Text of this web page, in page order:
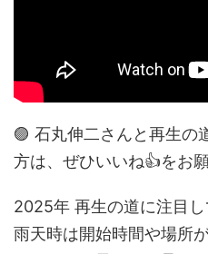
🟣 石丸伸二さんと再生の
方は、ぜひいいね👍をお
2025年 再生の道に注目し
雨天時は開始時間や場所